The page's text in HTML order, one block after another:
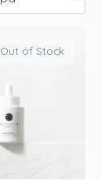
Out of Stock